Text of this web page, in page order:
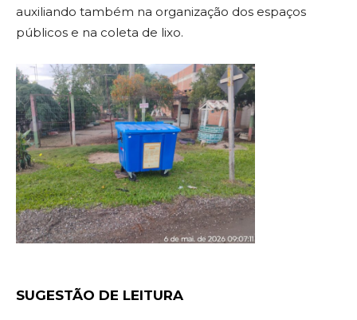
auxiliando também na organização dos espaços
públicos e na coleta de lixo.
SUGESTÃO DE LEITURA